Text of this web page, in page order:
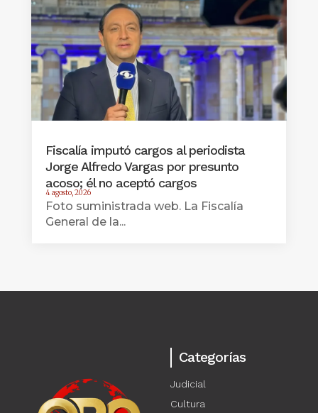
Fiscalía imputó cargos al periodista
Jorge Alfredo Vargas por presunto
acoso; él no aceptó cargos
4 agosto, 2026
Foto suministrada web. La Fiscalía
General de la...
Categorías
Judicial
Cultura